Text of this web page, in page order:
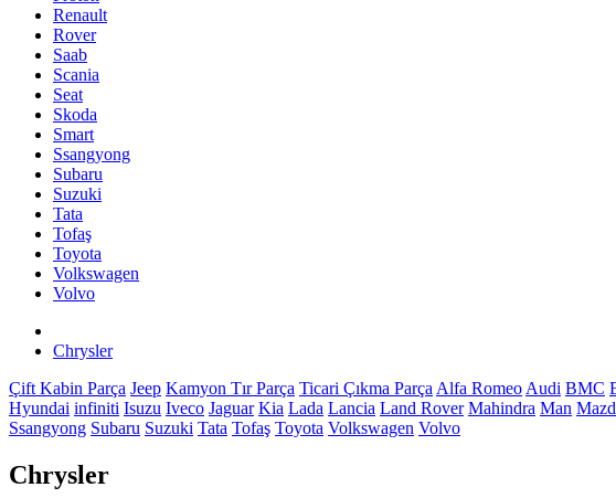
Renault
Rover
Saab
Scania
Seat
Skoda
Smart
Ssangyong
Subaru
Suzuki
Tata
Tofaş
Toyota
Volkswagen
Volvo
Chrysler
Çift Kabin Parça Jeep Kamyon Tır Parça Ticari Çıkma Parça Alfa Romeo Audi BMC
Hyundai infiniti Isuzu Iveco Jaguar Kia Lada Lancia Land Rover Mahindra Man
Ssangyong Subaru Suzuki Tata Tofaş Toyota Volkswagen Volvo
Chrysler